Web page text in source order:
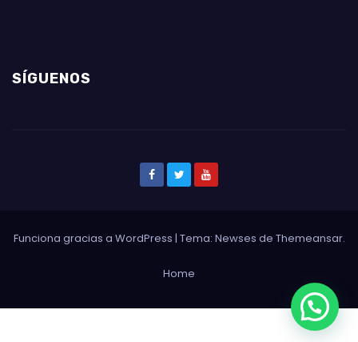
SÍGUENOS
Funciona gracias a WordPress | Tema: Newses de Themeansar.
Home